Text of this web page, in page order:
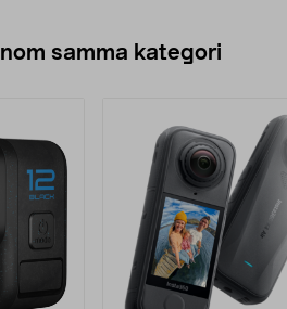
samma kategori